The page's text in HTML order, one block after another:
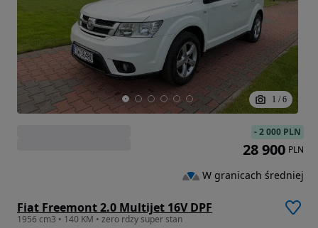
1 / 6
Fiat Freemont 2.0 Multijet 16V DPF
1956 cm3 • 140 KM • zero rdzy super stan
-2 000 PLN
28 900 PLN
W granicach średniej